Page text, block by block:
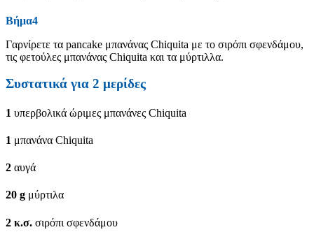
Βήμα4
Γαρνίρετε τα pancake μπανάνας Chiquita με το σιρόπι σφενδάμου,
τις φετούλες μπανάνας Chiquita και τα μύρτιλλα.
Συστατικά για 2 μερίδες
1 υπερβολικά ώριμες μπανάνες Chiquita
1 μπανάνα Chiquita
2 αυγά
20 g μύρτιλα
2 κ.σ. σιρόπι σφενδάμου